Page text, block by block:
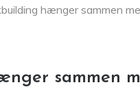
hænger sammen
sammen